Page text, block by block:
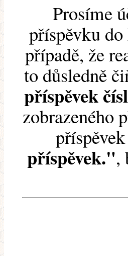
Prosíme
příspěvku
případě, že
to důsledně
příspěvek
zobrazeného
příspěvek.",